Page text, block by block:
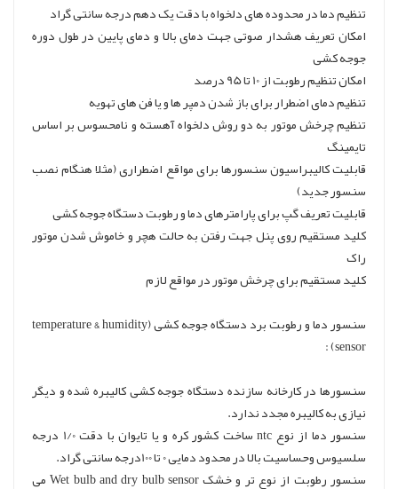
تنظیم دما در محدوده های دلخواه با دقت یک دهم درجه سانتی گراد
امکان تعریف هشدار صوتی جهت دمای بالا و دمای پایین در طول دوره
جوجه کشی
امکان تنظیم رطوبت از 10 تا 95 درصد
تنظیم دمای اضطرار برای باز شدن دمپر ها و یا فن های تهویه
تنظیم چرخش موتور به دو روش دلخواه آهسته و نامحسوس بر اساس
تایمینگ
قابلیت کالیبراسیون سنسورها برای مواقع اضطراری (مثلا هنگام نصب
سنسور جدید)
قابلیت تعریف گپ برای پارامترهای دما و رطوبت دستگاه جوجه کشی
کلید مستقیم روی پنل جهت رفتن به حالت هچر و خاموش شدن موتور
راک
کلید مستقیم برای چرخش موتور در مواقع لازم
سنسور دما و رطوبت برد دستگاه جوجه کشی (temperature & humidity
sensor) :
سنسورها در کارخانه سازنده دستگاه جوجه کشی کالیبره شده و دیگر
نیازی به کالیبره مجدد ندارد.
سنسور دما از نوع ntc ساخت کشور کره و یا تایوان با دقت 1/0 درجه
سلسیوس وحساسیت بالا در محدود دمایی 0 تا 100درجه سانتی گراد.
سنسور رطوبت از نوع تر و خشک Wet bulb and dry bulb sensor می